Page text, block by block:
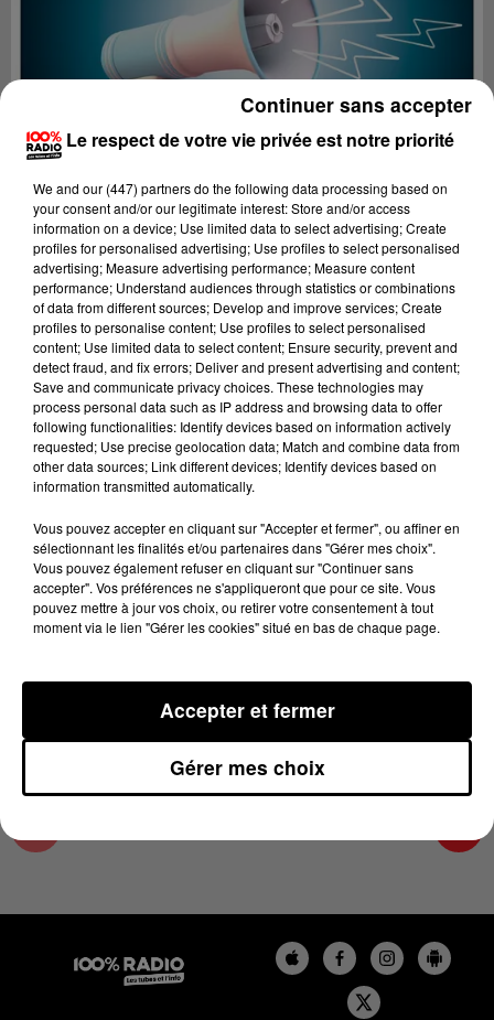
Lecture (2 min 22 sec)
100%
100% Radio les infos du Lot
28 décembre 2023 - 2 min 22 sec
LES INFOS DU LOT DU 28/12/2023 À 11H59
28/12/2023
Le respect de votre vie privée est notre priorité
We and our (447) partnersdo the following data processing based on
your consent and/or our legitimate interest: Store and/or access
information on a device; Use limited data to select advertising; Create
profiles for personalised advertising; Use profiles to select personalised
advertising; Measure advertising performance; Measure content
performance; Understand audiences through statistics or combinations
of data from different sources; Develop and improve services; Create
profiles to personalise content; Use profiles to select personalised
content; Use limited data to select content; Ensure security, prevent and
detect fraud, and fix errors; Deliver and present advertising and content;
Save and communicate privacy choices. These technologies may
process personal data such as IP address and browsing data to offer
following functionalities: Identify devices based on information actively
requested; Use precise geolocation data; Match and combine data from
other data sources; Link different devices; Identify devices based on
information transmitted automatically.
Vous pouvez accepter en cliquant sur "Accepter et fermer", ou affiner en
sélectionnant les finalités et/ou partenaires dans "Gérer mes choix".
Vous pouvez également refuser en cliquant sur "Continuer sans
accepter". Vos préférences ne s'appliqueront que pour ce site. Vous
pouvez mettre à jour vos choix, ou retirer votre consentement à tout
moment via le lien "Gérer les cookies" situé en bas de chaque page.
Gérer mes choix
Accepter et fermer
Continuer sans accepter